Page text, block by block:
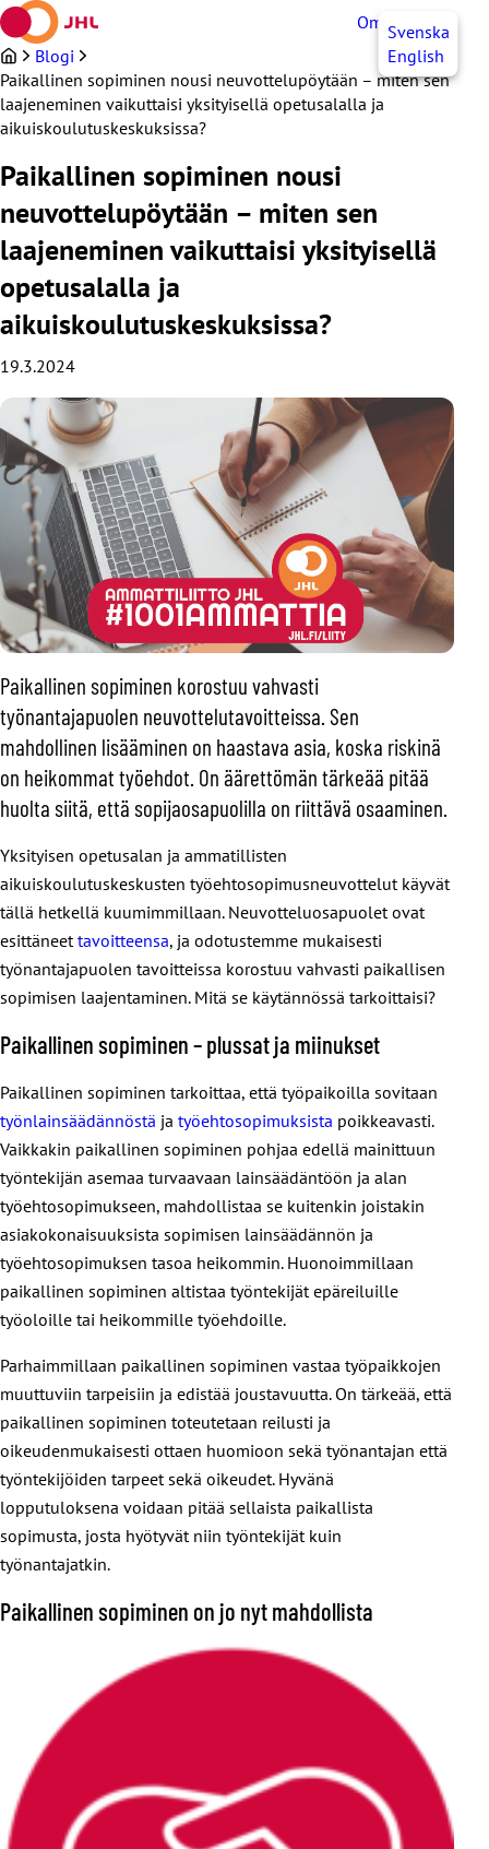
Siirry
sisältöön
OmaJHLSvenska
English
Blogi
Paikallinen sopiminen nousi neuvottelupöytään – miten sen
laajeneminen vaikuttaisi yksityisellä opetusalalla ja
aikuiskoulutuskeskuksissa?
Paikallinen sopiminen nousi
neuvottelupöytään – miten sen
laajeneminen vaikuttaisi yksityisellä
opetusalalla ja
aikuiskoulutuskeskuksissa?
19.3.2024
Paikallinen sopiminen korostuu vahvasti
työnantajapuolen neuvottelutavoitteissa. Sen
mahdollinen lisääminen on haastava asia, koska riskinä
on heikommat työehdot. On äärettömän tärkeää pitää
huolta siitä, että sopijaosapuolilla on riittävä osaaminen.
Yksityisen opetusalan ja ammatillisten
aikuiskoulutuskeskusten työehtosopimusneuvottelut käyvät
tällä hetkellä kuumimmillaan. Neuvotteluosapuolet ovat
esittäneet tavoitteensa, ja odotustemme mukaisesti
työnantajapuolen tavoitteissa korostuu vahvasti paikallisen
sopimisen laajentaminen. Mitä se käytännössä tarkoittaisi?
Paikallinen sopiminen – plussat ja miinukset
Paikallinen sopiminen tarkoittaa, että työpaikoilla sovitaan
työnlainsäädännöstä ja työehtosopimuksista poikkeavasti.
Vaikkakin paikallinen sopiminen pohjaa edellä mainittuun
työntekijän asemaa turvaavaan lainsäädäntöön ja alan
työehtosopimukseen, mahdollistaa se kuitenkin joistakin
asiakokonaisuuksista sopimisen lainsäädännön ja
työehtosopimuksen tasoa heikommin. Huonoimmillaan
paikallinen sopiminen altistaa työntekijät epäreiluille
työoloille tai heikommille työehdoille.
Parhaimmillaan paikallinen sopiminen vastaa työpaikkojen
muuttuviin tarpeisiin ja edistää joustavuutta. On tärkeää, että
paikallinen sopiminen toteutetaan reilusti ja
oikeudenmukaisesti ottaen huomioon sekä työnantajan että
työntekijöiden tarpeet sekä oikeudet. Hyvänä
lopputuloksena voidaan pitää sellaista paikallista
sopimusta, josta hyötyvät niin työntekijät kuin
työnantajatkin.
Paikallinen sopiminen on jo nyt mahdollista